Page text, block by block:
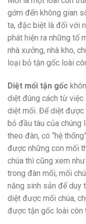
gớm đến không gian
ta, đặc biệt là đối với
phát hiện ra những tổ
nhà xưởng, nhà kho,
loại bỏ tận gốc loài
Diệt mối tận gốc
diệt đúng cách từ
diệt mối. Để diệt được
bỏ đầu tàu của chúng
theo đàn, có “hệ
được những con mối
chúa thì cũng xem
trong đàn mối, mối
năng sinh sản để duy
diệt được mối chúa,
được tận gốc loài côn